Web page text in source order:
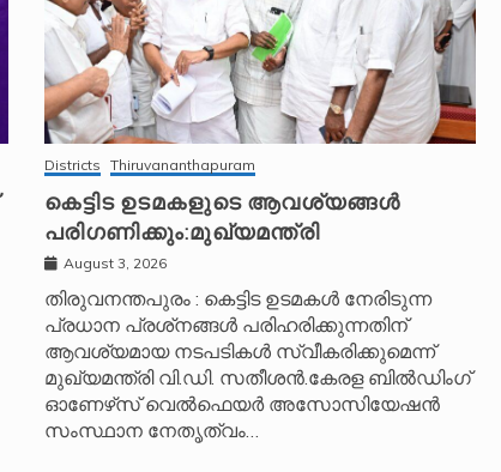
Districts Thiruvananthapuram
കെട്ടിട ഉടമകളുടെ ആവശ്യങ്ങൾ
പരിഗണിക്കും:മുഖ്യമന്ത്രി
August 3, 2026
തിരുവനന്തപുരം : കെട്ടിട ഉടമകൾ നേരിടുന്ന
പ്രധാന പ്രശ്‌നങ്ങൾ പരിഹരിക്കുന്നതിന്
ആവശ്യമായ നടപടികൾ സ്വീകരിക്കുമെന്ന്
മുഖ്യമന്ത്രി വി.ഡി. സതീശൻ.കേരള ബിൽഡിംഗ്
ഓണേഴ്‌സ് വെൽഫെയർ അസോസിയേഷൻ
സംസ്ഥാന നേതൃത്വം…